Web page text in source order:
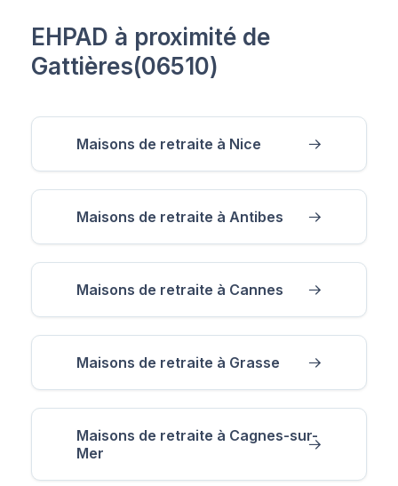
EHPAD à proximité de
Gattières(06510)
Maisons de retraite à Nice
Maisons de retraite à Antibes
Maisons de retraite à Cannes
Maisons de retraite à Grasse
Maisons de retraite à Cagnes-sur-
Mer